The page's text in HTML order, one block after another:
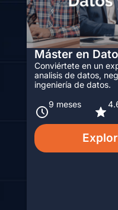
Máster en
Conviértete en un
analisis de datos,
ingeniería de datos.
9 meses